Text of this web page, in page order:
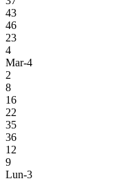
43
46
23
4
Mar-4
2
8
16
22
35
36
12
9
Lun-3